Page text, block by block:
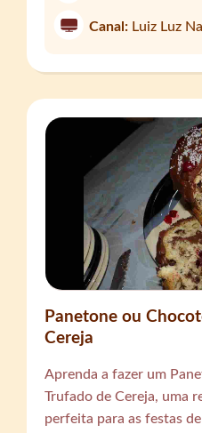
Canal: Luiz Luz
Panetone ou
Cereja
Aprenda a fazer um
Trufado de Cereja, uma
perfeita para as festas